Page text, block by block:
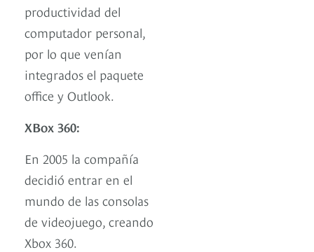
productividad del
computador personal,
por lo que venían
integrados el paquete
office y Outlook.
XBox 360:
En 2005 la compañía
decidió entrar en el
mundo de las consolas
de videojuego, creando
Xbox 360.